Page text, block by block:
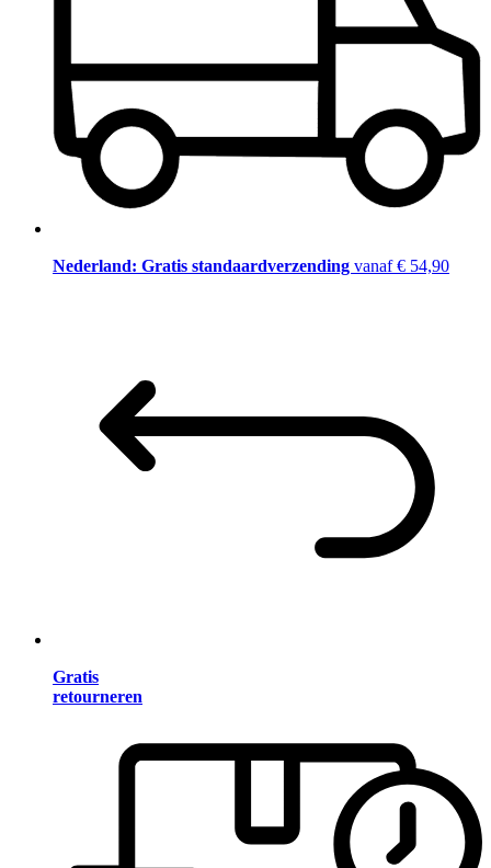
Nederland: Gratis standaardverzending vanaf € 54,90
Gratis
retourneren